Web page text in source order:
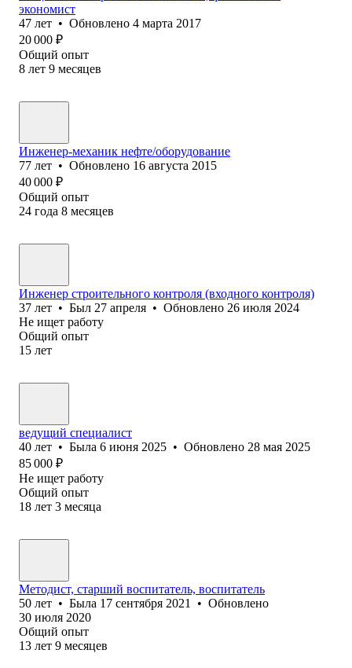
экономист
47 лет • Обновлено 4 марта 2017
20 000 ₽
Общий опыт
8 лет 9 месяцев
Инженер-механик нефте/оборудование
77 лет • Обновлено 16 августа 2015
40 000 ₽
Общий опыт
24 года 8 месяцев
Инженер строительного контроля (входного контроля)
37 лет • Был 27 апреля • Обновлено 26 июля 2024
Не ищет работу
Общий опыт
15 лет
ведущий специалист
40 лет • Была 6 июня 2025 • Обновлено 28 мая 2025
85 000 ₽
Не ищет работу
Общий опыт
18 лет 3 месяца
Методист, старший воспитатель, воспитатель
50 лет • Была 17 сентября 2021 • Обновлено
30 июля 2020
Общий опыт
13 лет 9 месяцев